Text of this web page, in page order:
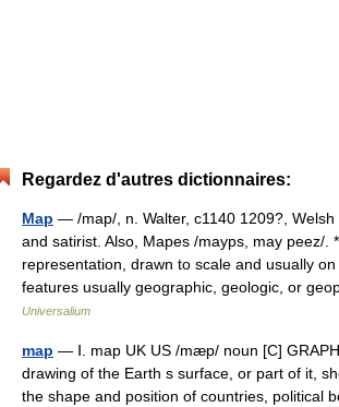
Regardez d'autres dictionnaires:
Map — /map/, n. Walter, c1140 1209?, Welsh
and satirist. Also, Mapes /mayps, may peez/.
representation, drawn to scale and usually
features usually geographic, geologic, or
Universalium
map — Ⅰ. map UK US /mæp/ noun [C]
drawing of the Earth s surface, or part of it,
the shape and position of countries, political